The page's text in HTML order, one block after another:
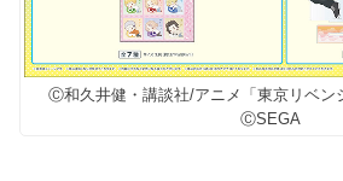
Ⓒ和久井健・講談社/アニメ「東京リベン
ⒸSEGA